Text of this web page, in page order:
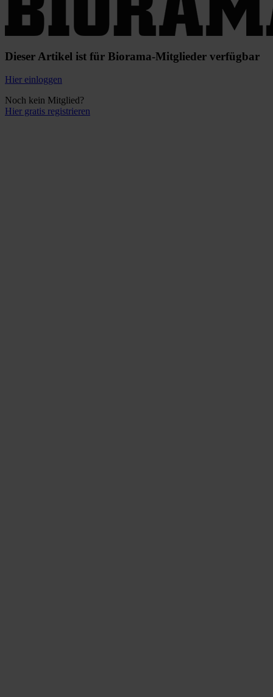
Dieser Artikel ist für Biorama-Mitglieder verfügbar
Hier einloggen
Noch kein Mitglied?
Hier gratis registrieren